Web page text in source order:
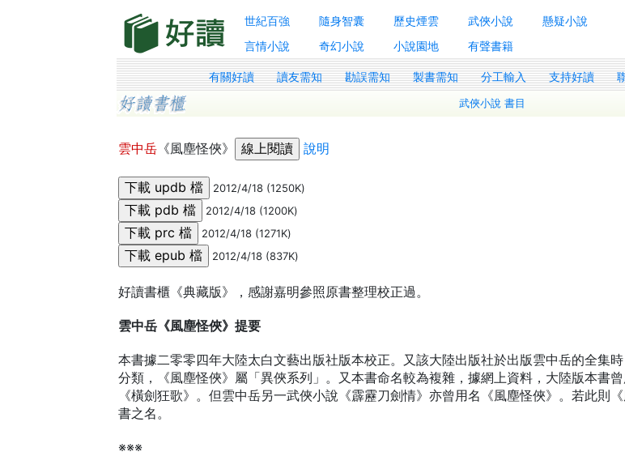
世紀百強 隨身智囊 歷史煙雲 武俠小說
懸疑小說
言情小說
奇幻小說 小說園地 有聲書籍
有關好讀 讀友需知 勘誤需知 製書需知 分工輸入 支持好讀
武俠小說 書目
雲中岳 《風塵怪俠》 說明
2012/4/18 (1250K)
2012/4/18 (1200K)
2012/4/18 (1271K)
2012/4/18 (837K)
好讀書櫃《典藏版》，感謝嘉明參照原書整理校正過。
雲中岳《風塵怪俠》提要
本書據二零零四年大陸太白文藝出版社版本校正。又該大陸出版社於出版雲中岳的全集
分類，《風塵怪俠》屬「異俠系列」。又本書命名較為複雜，據網上資料，大陸版本書
《橫劍狂歌》。但雲中岳另一武俠小說《霹靂刀劍情》亦曾用名《風塵怪俠》。若此則
書之名。
※※※